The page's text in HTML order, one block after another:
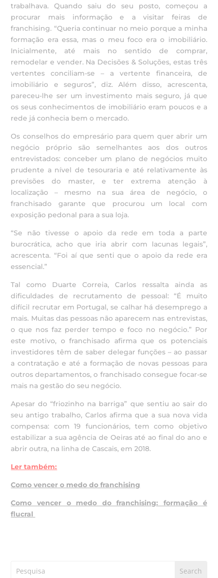
trabalhava. Quando saiu do seu posto, começou a
procurar mais informação e a visitar feiras de
franchising. “Queria continuar no meio porque a minha
formação era essa, mas o meu foco era o imobiliário.
Inicialmente, até mais no sentido de comprar,
remodelar e vender. Na Decisões & Soluções, estas três
vertentes conciliam-se – a vertente financeira, de
imobiliário e seguros”, diz. Além disso, acrescenta,
pareceu-lhe ser um investimento mais seguro, já que
os seus conhecimentos de imobiliário eram poucos e a
rede já conhecia bem o mercado.
Os conselhos do empresário para quem quer abrir um
negócio próprio são semelhantes aos dos outros
entrevistados: conceber um plano de negócios muito
prudente a nível de tesouraria e até relativamente às
previsões do master, e ter extrema atenção à
localização – mesmo na sua área de negócio, o
franchisado garante que procurou um local com
exposição pedonal para a sua loja.
“Se não tivesse o apoio da rede em toda a parte
burocrática, acho que iria abrir com lacunas legais”,
acrescenta. “Foi aí que senti que o apoio da rede era
essencial.”
Tal como Duarte Correia, Carlos ressalta ainda as
dificuldades de recrutamento de pessoal: “É muito
difícil recrutar em Portugal, se calhar há desemprego a
mais. Muitas das pessoas não aparecem nas entrevistas,
o que nos faz perder tempo e foco no negócio.” Por
este motivo, o franchisado afirma que os potenciais
investidores têm de saber delegar funções – ao passar
a contratação e até a formação de novas pessoas para
outros departamentos, o franchisado consegue focar-se
mais na gestão do seu negócio.
Apesar do “friozinho na barriga” que sentiu ao sair do
seu antigo trabalho, Carlos afirma que a sua nova vida
compensa: com 19 funcionários, tem como objetivo
estabilizar a sua agência de Oeiras até ao final do ano e
abrir outra, na linha de Cascais, em 2018.
Ler também:
Como vencer o medo do franchising
Como vencer o medo do franchising: formação é
flucral